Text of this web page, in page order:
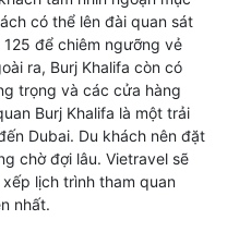
có thể lên đài quan sát
để chiêm ngưỡng vẻ
ra, Burj Khalifa còn có
trọng và các cửa hàng
Burj Khalifa là một trải
Dubai. Du khách nên đặt
chờ đợi lâu. Vietravel sẽ
lịch trình tham quan
nhất.